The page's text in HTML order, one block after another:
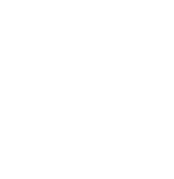
诚和荒谬的处
子，在这个行业里则更加艰难，这就是